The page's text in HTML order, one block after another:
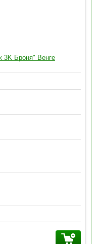
3K Броня" Венге